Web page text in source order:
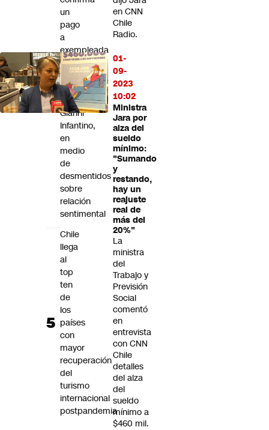
en CNN
Chile
Radio.
01-
09-
2023
10:02
Ministra
Jara por
alza del
sueldo
mínimo:
"Sumando
y
restando,
hay un
reajuste
real de
más del
20%"
La
ministra
del
Trabajo y
Previsión
Social
comentó
en
entrevista
con CNN
Chile
detalles
del alza
del
sueldo
mínimo a
$460 mil.
un
pago
a
exempleada
durante
la
gestión
de
Gianni
Infantino,
en
medio
de
desmentidos
sobre
relación
sentimental
Chile
llega
al
top
ten
de
los
países
con
mayor
recuperación
del
turismo
internacional
postpandemia